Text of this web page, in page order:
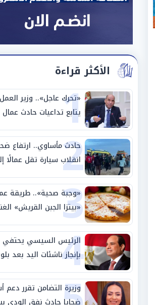
الأكثر قراءة
1
«تحرك عاجل».. وزير العمل
يتابع تداعيات حادث عمال
طريق بني سويف
2
حادث مأساوي.. ارتفاع
انقلاب سيارة تقل عمالًا
14 شخصًا
3
«وجبة صحية».. طريقة
«بيتزا الجبن القريش»
بالبروتين
4
الرئيس السيسي يحتفي
بإنجاز ناشئات اليد بعد
نصف نهائي كأس العالم
وزيرة التضامن تقرر دعم
ضحايا حادث نفق الودي